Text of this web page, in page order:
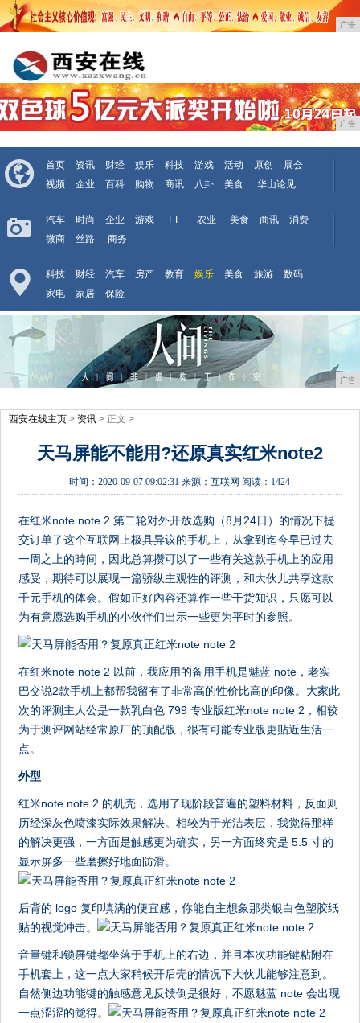
广告
广告
首页 资讯 财经 娱乐 科技 游戏 活动 原创
展会
视频
企业 百科 购物 商讯 八卦 美食 华山论见
汽车 时尚 企业 游戏 I T 农业 美食 商讯
消费
微商
丝路 商务
科技 财经 汽车 房产 教育 娱乐 美食 旅游
数码
家电
家居 保险
广告
西安在线主页 > 资讯 > 正文 >
天马屏能不能用?还原真实红米note2
时间：2020-09-07 09:02:31 来源：互联网 阅读：1424
在红米note note 2 第二轮对外开放选购（8月24日）的情况下提
交订单了这个互联网上极具异议的手机上，从拿到迄今早已过去
一周之上的時间，因此总算攒可以了一些有关这款手机上的应用
感受，期待可以展现一篇骄纵主观性的评测，和大伙儿共享这款
千元手机的体会。假如正好內容还算作一些干货知识，只愿可以
为有意愿选购手机的小伙伴们出示一些更为平时的参照。
在红米note note 2 以前，我应用的备用手机是魅蓝 note，老实
巴交说2款手机上都帮我留有了非常高的性价比高的印像。大家此
次的评测主人公是一款乳白色 799 专业版红米note note 2，相较
为于测评网站经常原厂的顶配版，很有可能专业版更贴近生活一
点。
外型
红米note note 2 的机壳，选用了现阶段普遍的塑料材料，反面则
历经深灰色喷漆实际效果解决。相较为于光洁表层，我觉得那样
的解决更强，一方面是触感更为确实，另一方面终究是 5.5 寸的
显示屏多一些磨擦好地面防滑。
后背的 logo 复印填满的便宜感，你能自主想象那类银白色塑胶纸
贴的视觉冲击。
音量键和锁屏键都坐落于手机上的右边，并且本次功能键粘附在
手机套上，这一点大家稍候开后壳的情况下大伙儿能够注意到。
自然侧边功能键的触感意见反馈倒是很好，不愿魅蓝 note 会出现
一点涩涩的觉得。